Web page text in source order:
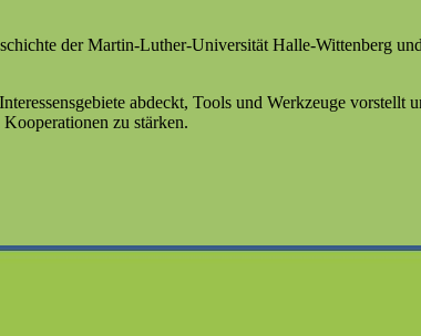
der Martin-Luther-Universität Halle-Wittenberg
abdeckt, Tools und Werkzeuge vorstellt
zu stärken.